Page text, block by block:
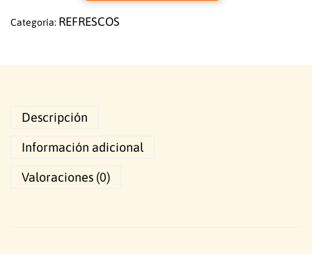
Categoría: REFRESCOS
Descripción
Información adicional
Valoraciones (0)